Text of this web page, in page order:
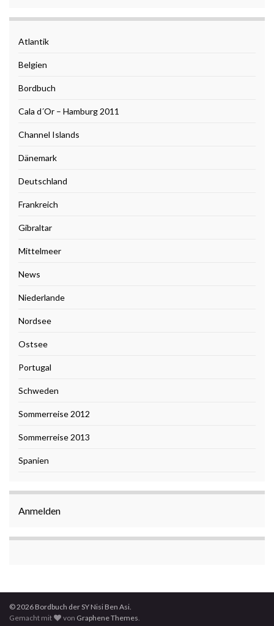
Atlantik
Belgien
Bordbuch
Cala d´Or – Hamburg 2011
Channel Islands
Dänemark
Deutschland
Frankreich
Gibraltar
Mittelmeer
News
Niederlande
Nordsee
Ostsee
Portugal
Schweden
Sommerreise 2012
Sommerreise 2013
Spanien
Anmelden
© 2026 Bordbuch der SY Nisi Ben Asi.
Gemacht mit
von Graphene Themes